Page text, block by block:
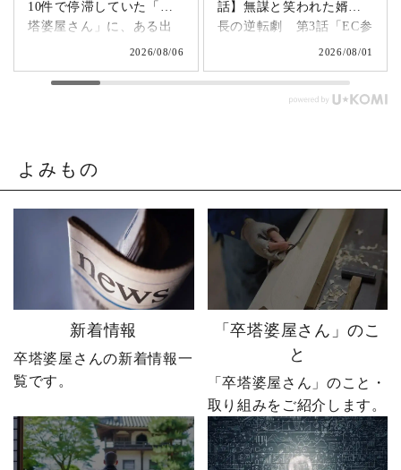
10件で停滞していた「卒
塔婆屋さん」に、ある出
来事が起こります。▶
まじゃまずい。」 そう痛
発動します。 来る日も来
も予想しなかった結果で
した。 無謀だと笑われた
婿社長の逆転劇、ついに
完結です。 あなたなら、
人生で一番大きな挑戦は
何ですか？ぜひコメント
で教えてください！ 「い
いね」「保存」「フォロ
ー」も励みになります。
ーーーーーー 創業明治15
年｜卒塔婆専門メーカー
東京・日の出町を拠点
2026/08/06
話】無謀と笑われた婿社
長の逆転劇 第3話「EC参
たやじ社長が下した決断
とは。▶ @sotoubaya140
いたそうです。 それで
も、ダメ元で始めた初め
てのネットショップ運
たサイトに待っていたの
は、想像以上の結果でし
た。 そして、その後やじ
社長の運命を大きく変え
る出来事が起こります。
続きは第4話「逆転編」。
ぜひ最後までご覧いただ
き、感想をコメントで教
えてください！ 「いい
2026/08/01
よみもの
新着情報
卒塔婆屋さんの新着情報一
覧です。
「卒塔婆屋さん」のこ
と
「卒塔婆屋さん」のこと・
取り組みをご紹介します。